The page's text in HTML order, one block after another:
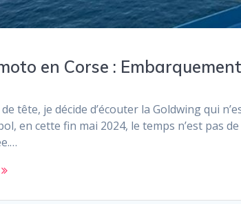
en Corse :
tête, je décide d’écouter la Goldwing qui
en cette fin mai 2024, le temps n’est pas